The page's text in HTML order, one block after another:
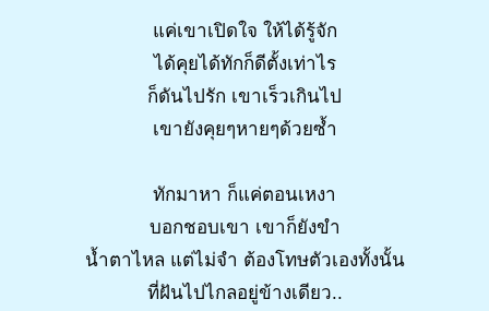
แค่เขาเปิดใจ ให้ได้รู้จัก
ได้คุยได้ทักก็ดีตั้งเท่าไร
ก็ดันไปรัก เขาเร็วเกินไป
เขายังคุยๆหายๆด้วยซ้ำ
ทักมาหา ก็แค่ตอนเหงา
บอกชอบเขา เขาก็ยังขำ
น้ำตาไหล แต่ไม่จำ ต้องโทษตัวเองทั้งนั้น
ที่ฝันไปไกลอยู่ข้างเดียว..